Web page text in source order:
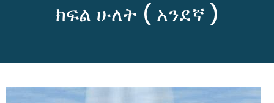
ክፍል ሁለት ( አንደኛ )